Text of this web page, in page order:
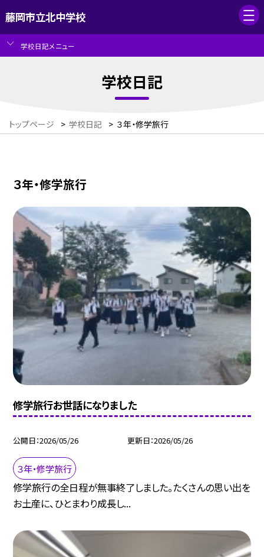
藤岡市立北中学校
学校日記メニュー
学校日記
トップページ > 学校日記 > ３年・修学旅行
３年・修学旅行
修学旅行お世話になりました
公開日 2026/05/26 更新日 2026/05/26
３年・修学旅行
修学旅行の全日程が無事終了しました。たくさんの思い出を
お土産に、ひとまわり成長し...